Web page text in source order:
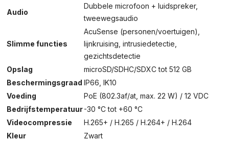
Audio
Dubbele microfoon + luidspreker,
tweewegsaudio
Slimme functies
AcuSense (personen/voertuigen),
lijnkruising, intrusiedetectie,
gezichtsdetectie
Opslag
microSD/SDHC/SDXC tot 512 GB
Beschermingsgraad IP66, IK10
Voeding
PoE (802.3af/at, max. 22 W) / 12 VDC
Bedrijfstemperatuur-30 °C tot +60 °C
Videocompressie
H.265+ / H.265 / H.264+ / H.264
Kleur
Zwart